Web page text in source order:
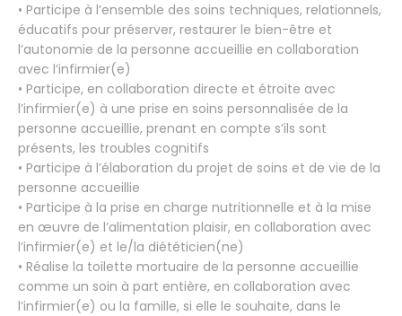
• Participe à l’ensemble des soins techniques, relationnels,
éducatifs pour préserver, restaurer le bien-être et
l’autonomie de la personne accueillie en collaboration
avec l’infirmier(e)
• Participe, en collaboration directe et étroite avec
l’infirmier(e) à une prise en soins personnalisée de la
personne accueillie, prenant en compte s’ils sont
présents, les troubles cognitifs
• Participe à l’élaboration du projet de soins et de vie de la
personne accueillie
• Participe à la prise en charge nutritionnelle et à la mise
en œuvre de l’alimentation plaisir, en collaboration avec
l’infirmier(e) et le/la diététicien(ne)
• Réalise la toilette mortuaire de la personne accueillie
comme un soin à part entière, en collaboration avec
l’infirmier(e) ou la famille, si elle le souhaite, dans le